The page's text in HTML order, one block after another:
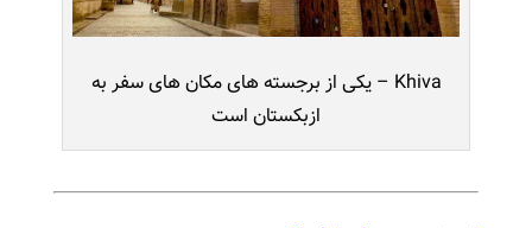
Khiva – یکی از برجسته های مکان های سفر به
ازبکستان است